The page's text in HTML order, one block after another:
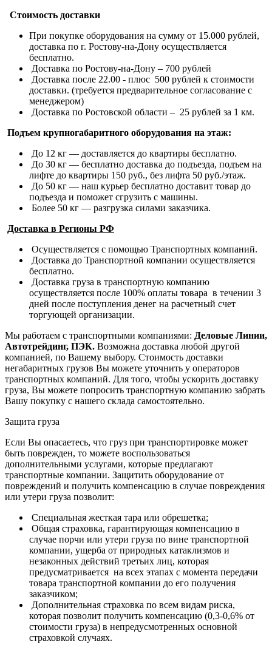
Стоимость доставки
При покупке оборудования на сумму от 15.000 рублей,
доставка по г. Ростову-на-Дону осуществляется
бесплатно.
Доставка по Ростову-на-Дону – 700 рублей
Доставка после 22.00 - плюс 500 рублей к стоимости
доставки. (требуется предварительное согласование с
менеджером)
Доставка по Ростовской области – 25 рублей за 1 км.
Подъем крупногабаритного оборудования на этаж:
До 12 кг — доставляется до квартиры бесплатно.
До 30 кг — бесплатно доставка до подъезда, подъем на
лифте до квартиры 150 руб., без лифта 50 руб./этаж.
До 50 кг — наш курьер бесплатно доставит товар до
подъезда и поможет сгрузить с машины.
Более 50 кг — разгрузка силами заказчика.
Доставка в Регионы РФ
Осуществляется с помощью Транспортных компаний.
Доставка до Транспортной компании осуществляется
бесплатно.
Доставка груза в транспортную компанию
осуществляется после 100% оплаты товара в течении 3
дней после поступления денег на расчетный счет
торгующей организации.
Мы работаем с транспортными компаниями: Деловые Линии,
Автотрейдинг, ПЭК. Возможна доставка любой другой
компанией, по Вашему выбору. Стоимость доставки
негабаритных грузов Вы можете уточнить у операторов
транспортных компаний. Для того, чтобы ускорить доставку
груза, Вы можете попросить транспортную компанию забрать
Вашу покупку с нашего склада самостоятельно.
Защита груза
Если Вы опасаетесь, что груз при транспортировке может
быть поврежден, то можете воспользоваться
дополнительными услугами, которые предлагают
транспортные компании. Защитить оборудование от
повреждений и получить компенсацию в случае повреждения
или утери груза позволит:
Специальная жесткая тара или обрешетка;
Общая страховка, гарантирующая компенсацию в
случае порчи или утери груза по вине транспортной
компании, ущерба от природных катаклизмов и
незаконных действий третьих лиц, которая
предусматривается на всех этапах с момента передачи
товара транспортной компании до его получения
заказчиком;
Дополнительная страховка по всем видам риска,
которая позволит получить компенсацию (0,3-0,6% от
стоимости груза) в непредусмотренных основной
страховкой случаях.